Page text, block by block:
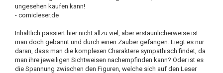
ungesehen kaufen kann!
- comicleser.de
Inhaltlich passiert hier nicht allzu viel, aber erstaunlicherweise ist
man doch gebannt und durch einen Zauber gefangen. Liegt es nur
daran, dass man die komplexen Charaktere sympathisch findet, da
man ihre jeweiligen Sichtweisen nachempfinden kann? Oder ist es
die Spannung zwischen den Figuren, welche sich auf den Leser